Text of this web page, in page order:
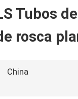
Tubos
rosca
China